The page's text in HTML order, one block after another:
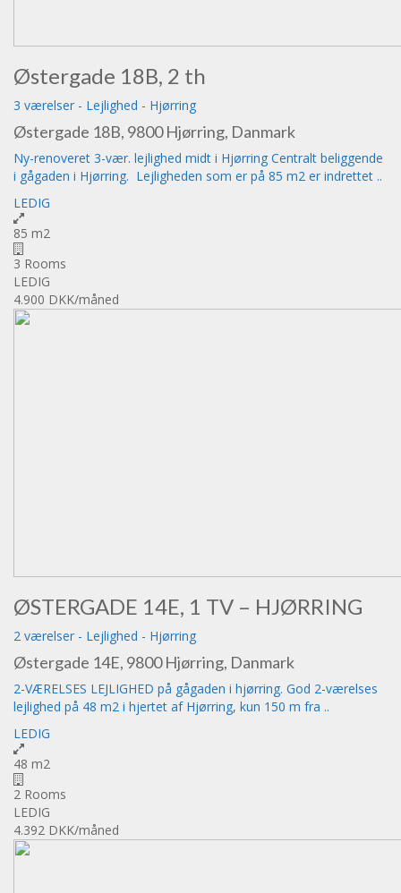
Østergade 18B, 2 th
3 værelser - Lejlighed - Hjørring
Østergade 18B, 9800 Hjørring, Danmark
Ny-renoveret 3-vær. lejlighed midt i Hjørring Centralt beliggende
i gågaden i Hjørring. Lejligheden som er på 85 m2 er indrettet ..
LEDIG
85 m2
3 Rooms
LEDIG
4.900 DKK/måned
ØSTERGADE 14E, 1 TV – HJØRRING
2 værelser - Lejlighed - Hjørring
Østergade 14E, 9800 Hjørring, Danmark
2-VÆRELSES LEJLIGHED på gågaden i hjørring. God 2-værelses
lejlighed på 48 m2 i hjertet af Hjørring, kun 150 m fra ..
LEDIG
48 m2
2 Rooms
LEDIG
4.392 DKK/måned